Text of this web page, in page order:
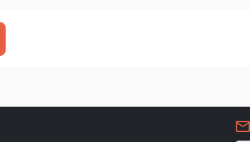
mail_outline